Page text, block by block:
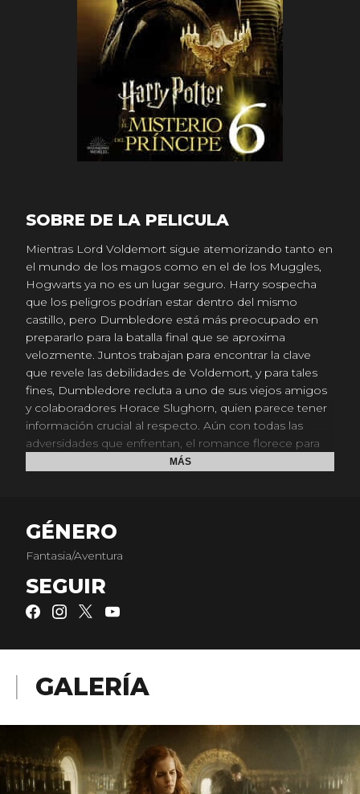
SOBRE DE LA PELICULA
Mientras Lord Voldemort sigue atemorizando tanto en
el mundo de los magos como en el de los Muggles,
Hogwarts ya no es un lugar seguro. Harry sospecha
que los peligros podrían estar dentro del mismo
castillo, pero Dumbledore está más preocupado en
prepararlo para la batalla final que se aproxima
velozmente. Juntos trabajan para encontrar la clave
que revele las debilidades de Voldemort, y para tales
fines, Dumbledore recluta a uno de sus viejos amigos
y colaboradores Horace Slughorn, quien parece tener
información crucial al respecto. Aún con todas las
adversidades que enfrentan, el romance florece para
Harry, Ron, Hermione y sus compañeros de clase. El
MÁS
GÉNERO
Fantasia/Aventura
SEGUIR
GALERÍA